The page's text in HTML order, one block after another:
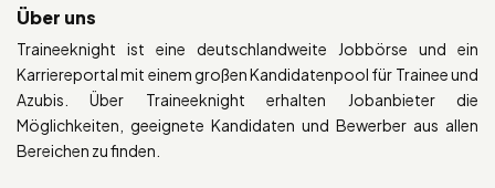
Über uns
Traineeknight ist eine deutschlandweite Jobbörse und ein
Karriereportal mit einem großen Kandidatenpool für Trainee und
Azubis. Über Traineeknight erhalten Jobanbieter die
Möglichkeiten, geeignete Kandidaten und Bewerber aus allen
Bereichen zu finden.